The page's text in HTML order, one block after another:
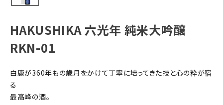
キーワードから探す
受賞酒
飲み比べ
HAKUSHIKA 六光年 純米大吟醸
RKN-01
白鹿が360年もの歳月をかけて丁寧に培ってきた技と心の粋が宿
る
最高峰の酒。